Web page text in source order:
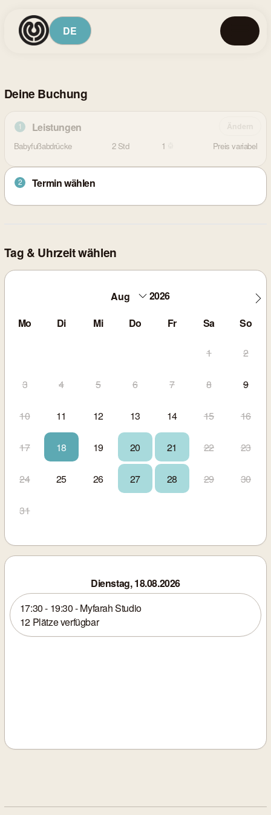
Tag & Uhrzeit wählen
2026
Mo
Di Mi Do Fr Sa So
1 2
3 4 5 6 7 8 9
10 11 12 13 14 15 16
17 18 19 20 21 22 23
24 25 26 27 28 29 30
31
Dienstag, 18.08.2026
17:30 - 19:30 - Myfarah Studio
12 Plätze verfügbar
Deine Buchung
1 Leistungen
Babyfußabdrücke 2 Std 1 Preis variabel
2 Termin wählen